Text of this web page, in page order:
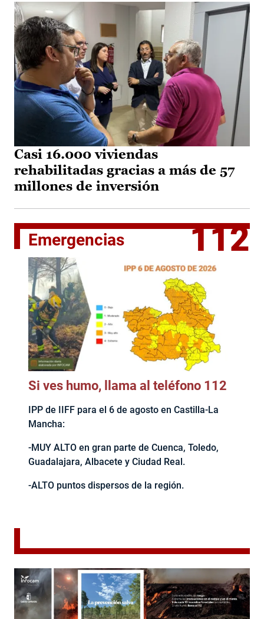
Casi 16.000 viviendas
rehabilitadas gracias a más de 57
millones de inversión
Emergencias 112
Si ves humo, llama al teléfono 112
IPP de IIFF para el 6 de agosto en Castilla-La
Mancha:
-MUY ALTO en gran parte de Cuenca, Toledo,
Guadalajara, Albacete y Ciudad Real.
-ALTO puntos dispersos de la región.